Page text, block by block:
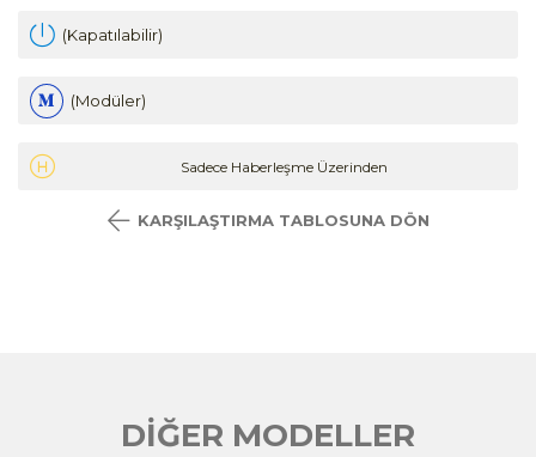
(Kapatılabilir)
(Modüler)
Sadece Haberleşme Üzerinden
KARŞILAŞTIRMA TABLOSUNA DÖN
DİĞER MODELLER